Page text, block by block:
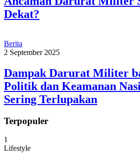
Dekat?
Berita
2 September 2025
Dampak Darurat Militer
Politik dan Keamanan
Sering Terlupakan
Terpopuler
1
Lifestyle